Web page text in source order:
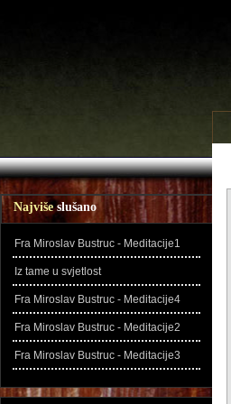
Najvišeslušano
Fra Miroslav Bustruc - Meditacije1
Iz tame u svjetlost
Fra Miroslav Bustruc - Meditacije4
Fra Miroslav Bustruc - Meditacije2
Fra Miroslav Bustruc - Meditacije3